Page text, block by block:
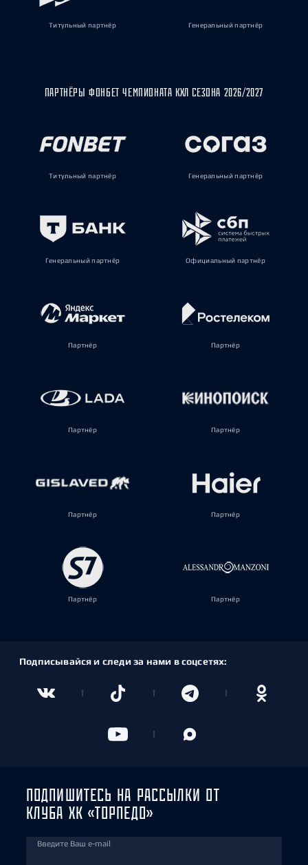
Титульный партнёр Генеральный партнёр
ПАРТНЁРЫ ФОНБЕТ ЧЕМПИОНАТА КХЛ СЕЗОНА 2026/2027
Титульный партнёр Генеральный партнёр
Генеральный партнёр Официальный партнёр
Партнёр Партнёр
Партнёр Партнёр
Партнёр Партнёр
Партнёр Партнёр
Подписывайся и следи за нами в соцсетях:
ПОДПИШИТЕСЬ НА РАССЫЛКИ ОТ
КЛУБА ХК «ТОРПЕДО»
Введите Ваш e-mail